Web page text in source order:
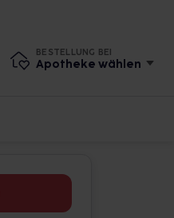
BESTELLUNG BEI
Apotheke wählen